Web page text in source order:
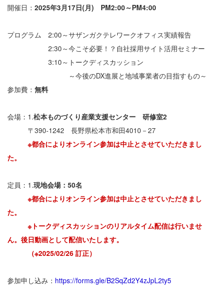
開催日： 2025年3月17日(月) PM2:00～PM4:00
プログラム 2:00～サザンガクテレワークオフィス実績報告
2:30～今こそ必要！？自社採用サイト活用セミナー
3:10～トークディスカッション
～今後のDX進展と地域事業者の目指すもの～
参加費： 無料
会場：1.松本ものづくり産業支援センター 研修室2
〒390-1242 長野県松本市和田4010－27
※都合によりオンライン参加は中止とさせていただきまし
た。
定員：1.現地会場：50名
※都合によりオンライン参加は中止とさせていただきまし
た。
※トークディスカッションのリアルタイム配信は行いませ
ん。後日動画として配信いたします。
（※2025/02/26 訂正）
参加申し込み： https://forms.gle/B2SqZd2Y4zJpL2ty5